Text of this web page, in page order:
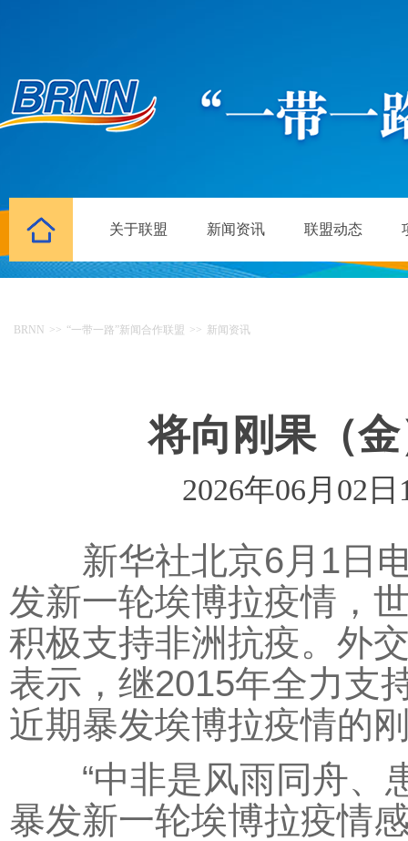
关于联盟 新闻资讯 联盟动态
BRNN >> “一带一路”新闻合作联盟 >> 新闻资讯
将向刚果（
2026年06月02
新华社北京6月1日电
发新一轮埃博拉疫情，
积极支持非洲抗疫。外
表示，继2015年全力支
近期暴发埃博拉疫情的
“中非是风雨同舟、
暴发新一轮埃博拉疫情